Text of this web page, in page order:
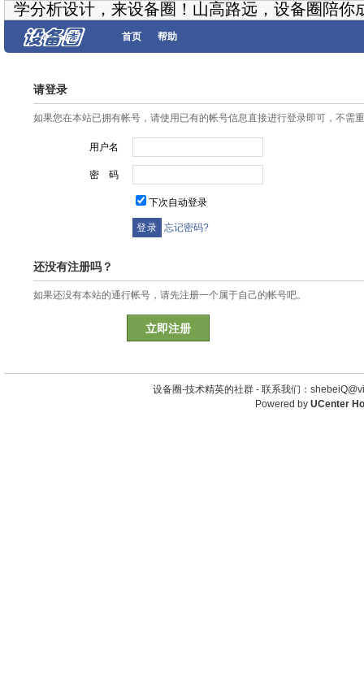
学分析设计，来设备圈！山高路远，设备圈陪你
首页 帮助
请登录
如果您在本站已拥有帐号，请使用已有的帐号信息直接进行登录即可，不需
用户名
密 码
下次自动登录
忘记密码?
还没有注册吗？
如果还没有本站的通行帐号，请先注册一个属于自己的帐号吧。
立即注册
设备圈-技术精英的社群 - 联系我们：
Powered by UCenter